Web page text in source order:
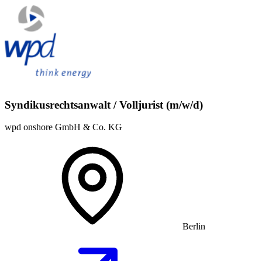
Syndikusrechtsanwalt / Volljurist (m/w/d)
wpd onshore GmbH & Co. KG
Berlin